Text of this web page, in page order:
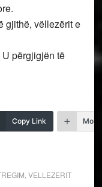
gjithë, vëllezërit e
përgjigjën të
Copy Link More
VELLEZERIT